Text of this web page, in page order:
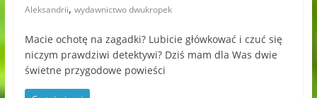
Aleksandrii, wydawnictwo dwukropek
Macie ochotę na zagadki? Lubicie główkować i czuć się
niczym prawdziwi detektywi? Dziś mam dla Was dwie
świetne przygodowe powieści